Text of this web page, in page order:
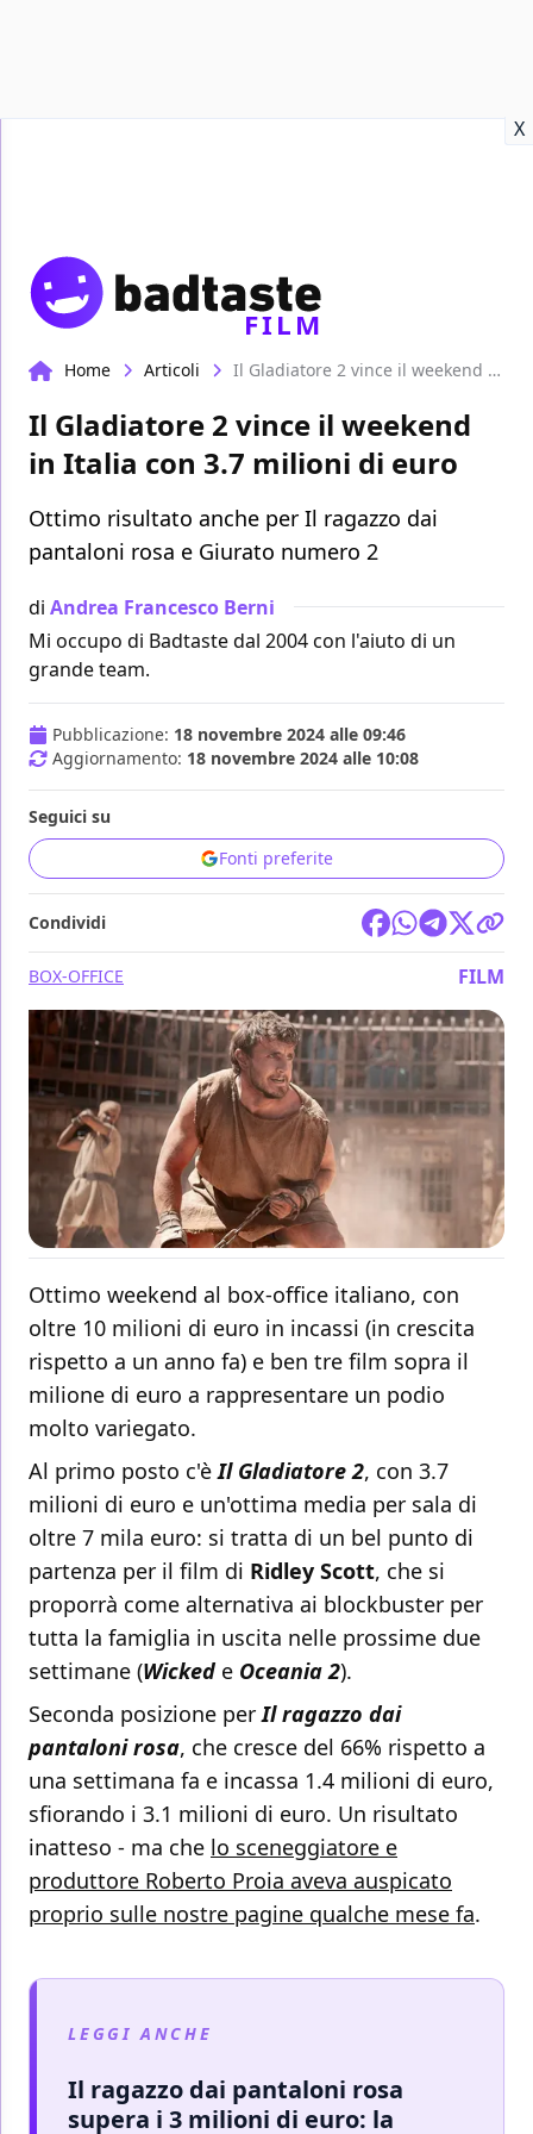
X
FILM
Home Articoli Il Gladiatore 2 vince il weekend in Italia con 3.7 milioni di euro
Il Gladiatore 2 vince il weekend
in Italia con 3.7 milioni di euro
Ottimo risultato anche per Il ragazzo dai
pantaloni rosa e Giurato numero 2
di Andrea Francesco Berni
Mi occupo di Badtaste dal 2004 con l'aiuto di un
grande team.
Pubblicazione: 18 novembre 2024 alle 09:46
Aggiornamento: 18 novembre 2024 alle 10:08
Seguici su
Fonti preferite
Condividi
BOX-OFFICE FILM
Ottimo weekend al box-office italiano, con
oltre 10 milioni di euro in incassi (in crescita
rispetto a un anno fa) e ben tre film sopra il
milione di euro a rappresentare un podio
molto variegato.
Al primo posto c'èIl Gladiatore 2, con 3.7
milioni di euro e un'ottima media per sala di
oltre 7 mila euro: si tratta di un bel punto di
partenza per il film di Ridley Scott, che si
proporrà come alternativa ai blockbuster per
tutta la famiglia in uscita nelle prossime due
settimane (Wickede Oceania 2).
Seconda posizione perIl ragazzo dai
pantaloni rosa, che cresce del 66% rispetto a
una settimana fa e incassa 1.4 milioni di euro,
sfiorando i 3.1 milioni di euro. Un risultato
inatteso - ma che lo sceneggiatore e
produttore Roberto Proia aveva auspicato
proprio sulle nostre pagine qualche mese fa.
LEGGI ANCHE
Il ragazzo dai pantaloni rosa
supera i 3 milioni di euro: la